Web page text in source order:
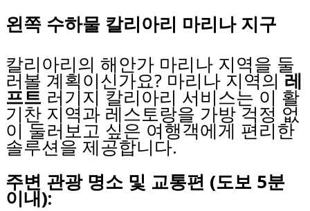
왼쪽 수하물 칼리아리 마리나 지구
칼리아리의 해안가 마리나 지역을 둘
러볼 계획이신가요? 마리나 지역의레
프트 러기지 칼리아리 서비스는 이 활
기찬 지역과 레스토랑을 가방 걱정 없
이 둘러보고 싶은 여행객에게 편리한
솔루션을 제공합니다.
주변 관광 명소 및 교통편 (도보 5분
이내):